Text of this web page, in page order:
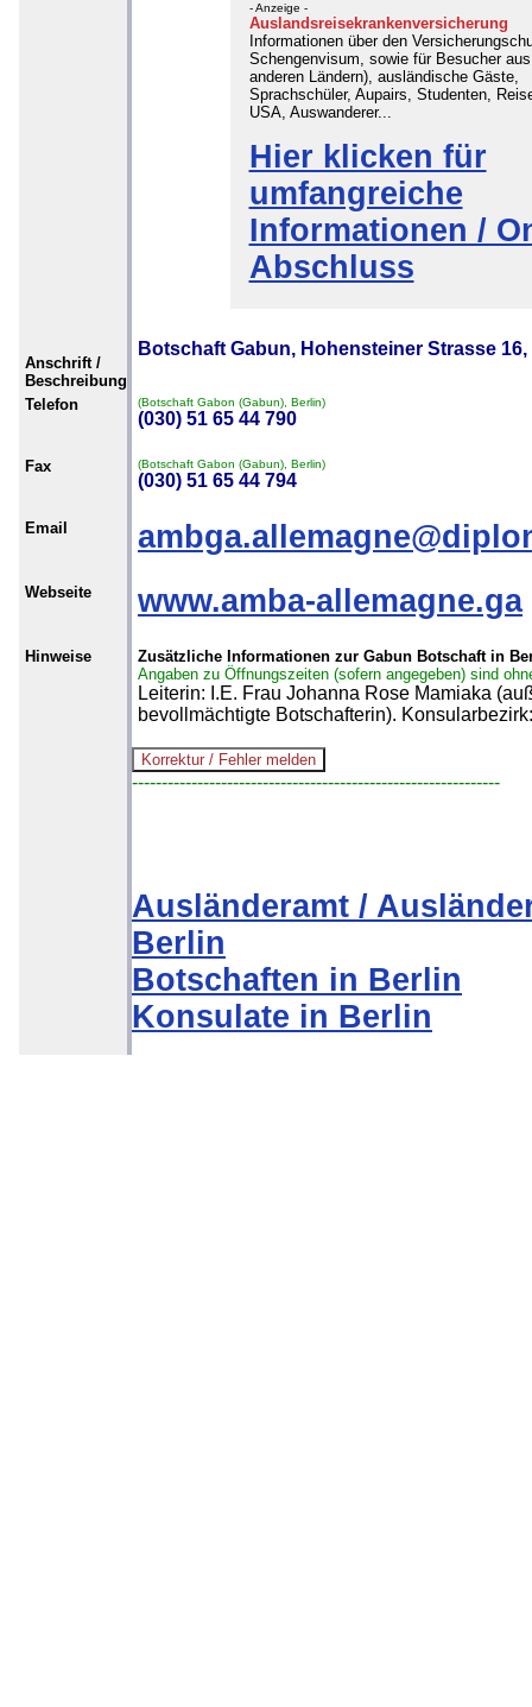
- Anzeige -
Auslandsreisekrankenversicherung
Informationen über den
Schengenvisum, sowie für Besucher
anderen Ländern), ausländische Gäste,
Sprachschüler, Aupairs, Studenten,
USA, Auswanderer...
Hier klicken für
umfangreiche
Informationen /
Abschluss
Anschrift /
Beschreibung
Botschaft Gabun, Hohensteiner Strasse 16,
Telefon (Botschaft Gabon (Gabun), Berlin)
(030) 51 65 44 790
Fax (Botschaft Gabon (Gabun), Berlin)
(030) 51 65 44 794
Email
Webseite www.amba-allemagne.ga
Hinweise
Zusätzliche Informationen zur Gabun Botschaft in
Angaben zu Öffnungszeiten (sofern angegeben) sind
Leiterin: I.E. Frau Johanna Rose Mamiaka
bevollmächtigte Botschafterin).
--------------------------------------------------------------
Ausländeramt /
Berlin
Botschaften in Berlin
Konsulate in Berlin